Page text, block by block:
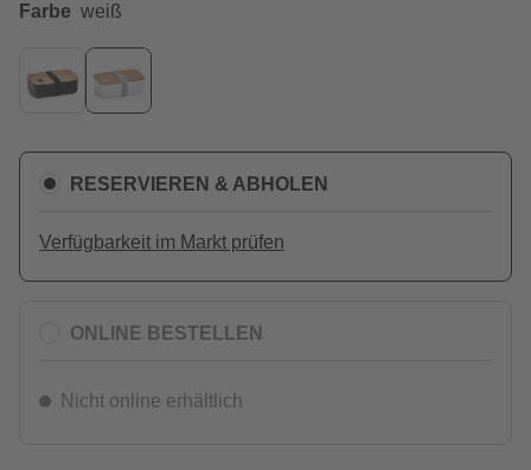
Farbe weiß
RESERVIEREN & ABHOLEN
Verfügbarkeit im Markt prüfen
ONLINE BESTELLEN
Nicht online erhältlich